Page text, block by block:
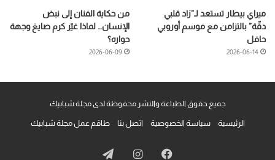
ميراي بيطار تستعد لـ”زاد قلبي
دقّة” بالتزامن مع موسم أوروبي
حافل
2026-06-14
من حكاية الفنان إلى نبض
الإنسان… لماذا غيّر كرم صايغ وجهة
حواره؟
2026-06-09
جميع حقوق الطباعة والنشر محفوظة لدى مجلة شبابيك
الرئيسية سياسة الخصوصية اتصل بنا طاقم عمل مجلة شبابيك
فيسبوكانستقرامتيلقرام